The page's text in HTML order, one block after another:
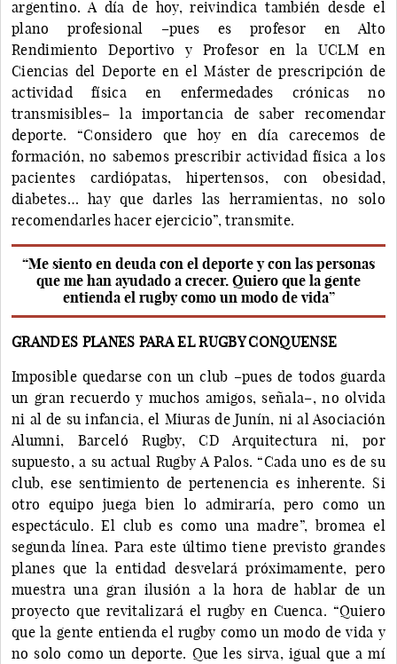
argentino. A día de hoy, reivindica también desde el
plano profesional –pues es profesor en Alto
Rendimiento Deportivo y Profesor en la UCLM en
Ciencias del Deporte en el Máster de prescripción de
actividad física en enfermedades crónicas no
transmisibles– la importancia de saber recomendar
deporte. “Considero que hoy en día carecemos de
formación, no sabemos prescribir actividad física a los
pacientes cardiópatas, hipertensos, con obesidad,
diabetes… hay que darles las herramientas, no solo
recomendarles hacer ejercicio”, transmite.
“Me siento en deuda con el deporte y con las personas
que me han ayudado a crecer. Quiero que la gente
entienda el rugby como un modo de vida”
GRANDES PLANES PARA EL RUGBY CONQUENSE
Imposible quedarse con un club –pues de todos guarda
un gran recuerdo y muchos amigos, señala–, no olvida
ni al de su infancia, el Miuras de Junín, ni al Asociación
Alumni, Barceló Rugby, CD Arquitectura ni, por
supuesto, a su actual Rugby A Palos. “Cada uno es de su
club, ese sentimiento de pertenencia es inherente. Si
otro equipo juega bien lo admiraría, pero como un
espectáculo. El club es como una madre”, bromea el
segunda línea. Para este último tiene previsto grandes
planes que la entidad desvelará próximamente, pero
muestra una gran ilusión a la hora de hablar de un
proyecto que revitalizará el rugby en Cuenca. “Quiero
que la gente entienda el rugby como un modo de vida y
no solo como un deporte. Que les sirva, igual que a mí